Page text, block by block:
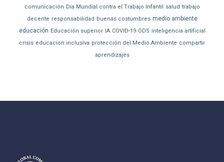
comunicación Día Mundial contra el Trabajo Infantil salud trabajo
decente responsabilidad buenas costumbres medio ambiente
educación Educación superior IA COVID-19 ODS inteligencia artificial
crisis educacion inclusiva protección del Medio Ambiente compartir
aprendizajes